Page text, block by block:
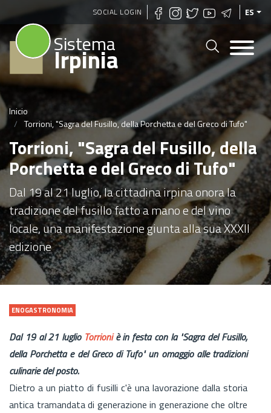
Pasar
contenido
principal
SOCIAL LOGIN ES
Sistema
Irpinia
Inicio
Torrioni, "Sagra del Fusillo, della Porchetta e del Greco di Tufo"
Torrioni, "Sagra del Fusillo, della
Porchetta e del Greco di Tufo"
Dal 19 al 21 luglio, la cittadina irpina onora la
tradizione del fusillo fatto a mano e del vino
locale, una manifestazione giunta alla sua XXXII
edizione
ENOGASTRONOMIA
Dal 19 al 21 luglio Torrioniè in festa con la "Sagra del Fusillo,
della Porchetta e del Greco di Tufo" un omaggio alle tradizioni
culinarie del posto.
Dietro a un piatto di fusilli c'è una lavorazione dalla storia
antica tramandata di generazione in generazione che oltre